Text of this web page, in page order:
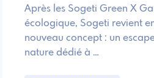
Après les Sogeti Green X
écologique, Sogeti revient
nouveau concept : un
nature dédié à …